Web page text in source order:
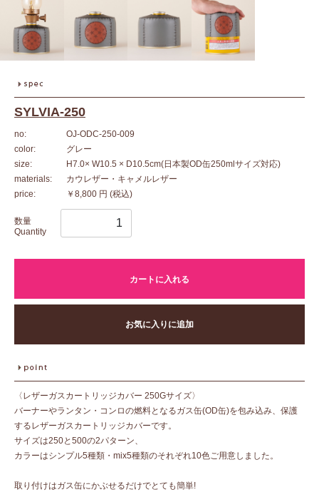
SYLVIA-250
no:
OJ-ODC-250-009
color:
グレー
size:
H7.0× W10.5 × D10.5cm(日本製OD缶250mlサイズ対応)
materials:
カウレザー・キャメルレザー
price:
￥8,800 円 (税込)
数量
Quantity
カートに入れる
お気に入りに追加
〈レザーガスカートリッジカバー 250Gサイズ〉
バーナーやランタン・コンロの燃料となるガス缶(OD缶)を包み込み、保護
するレザーガスカートリッジカバーです。
サイズは250と500の2パターン、
カラーはシンプル5種類・mix5種類のそれぞれ10色ご用意しました。
取り付けはガス缶にかぶせるだけでとても簡単!